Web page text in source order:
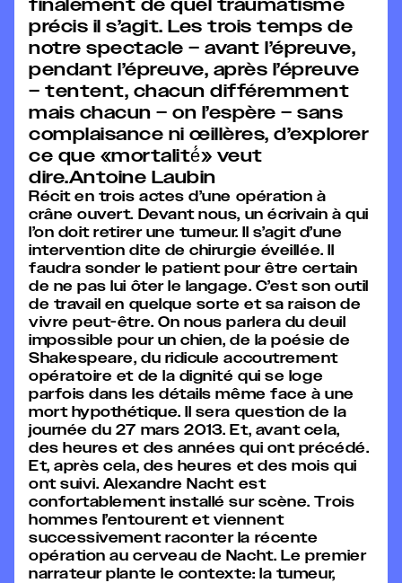
précis il s’agit. Les trois temps de
notre spectacle – avant l’épreuve,
pendant l’épreuve, après l’épreuve
– tentent, chacun différemment
mais chacun – on l’espère – sans
complaisance ni œillères, d’explorer
ce que «mortalité́» veut
dire.Antoine Laubin
Récit en trois actes d’une opération à
crâne ouvert. Devant nous, un écrivain à qui
l’on doit retirer une tumeur. Il s’agit d’une
intervention dite de chirurgie éveillée. Il
faudra sonder le patient pour être certain
de ne pas lui ôter le langage. C’est son outil
de travail en quelque sorte et sa raison de
vivre peut-être. On nous parlera du deuil
impossible pour un chien, de la poésie de
Shakespeare, du ridicule accoutrement
opératoire et de la dignité qui se loge
parfois dans les détails même face à une
mort hypothétique. Il sera question de la
journée du 27 mars 2013. Et, avant cela,
des heures et des années qui ont précédé.
Et, après cela, des heures et des mois qui
ont suivi. Alexandre Nacht est
confortablement installé sur scène. Trois
hommes l’entourent et viennent
successivement raconter la récente
opération au cerveau de Nacht. Le premier
narrateur plante le contexte: la tumeur,